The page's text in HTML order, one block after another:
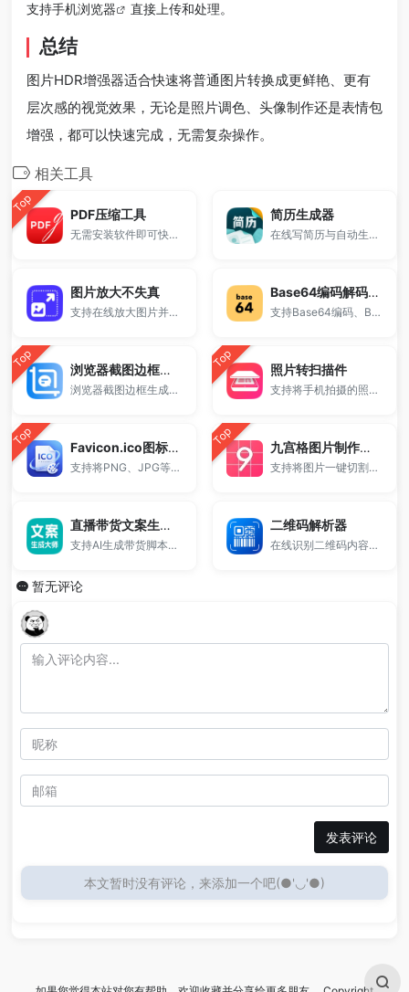
支持手机浏览器 直接上传和处理。
总结
图片HDR增强器适合快速将普通图片转换成更鲜艳、更有
层次感的视觉效果，无论是照片调色、头像制作还是表情包
增强，都可以快速完成，无需复杂操作。
相关工具
Top PDF压缩工具
无需安装软件即可快速减小PDF体积。
简历生成器
在线写简历与自动生成简历模板，提供标准求职简历结构。
图片放大不失真
支持在线放大图片并尽量保持清晰度，适用于照片放大、图片高清处理等场景。
Base64编码解码工具
支持Base64编码、Base64解码转字符串，同时提供Hex编码转换功能。
Top 浏览器截图边框生成器
浏览器截图边框生成器是一款在线截图美化工具，支持为网页截图或图片添加Chrome、Safari、Edge等浏览器外壳样式。用户可自定义地址栏、窗口按钮、圆角、阴影及背景颜色，一键生成高质量浏览器风格截图并导出PNG图片。适用于网页展示、产品介绍、博客配图等多种场景，无需下载，在线使用更高效。
Top 照片转扫描件
支持将手机拍摄的照片、证件图片和文档图片快速转换为高清电子扫描件。
Top Favicon.ico图标生成器
支持将PNG、JPG等图片一键转换为ICO网站图标。
Top 九宫格图片制作工具
支持将图片一键切割成九宫格，适用于微信朋友圈拼图、小红书分享发布，在线生成高清图片无需下载软件。
直播带货文案生成器
支持AI生成带货脚本、直播话术和电商文案，输入商品信息即可生成完整销售内容，适用于抖音、快手、小红书等平台，提升转化率，免费在线使用。
二维码解析器
在线识别二维码内容的免费工具。
暂无评论
发表评论
本文暂时没有评论，来添加一个吧(●'◡'●)